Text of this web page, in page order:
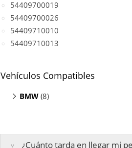
54409700019
54409700026
54409710010
54409710013
Vehículos Compatibles
BMW (8)
535d F07/F10/F11(motor
¿Cuánto tarda en llegar mi